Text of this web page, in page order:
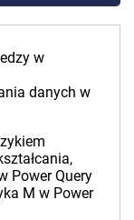
w
danych w
Power Query
M w Power